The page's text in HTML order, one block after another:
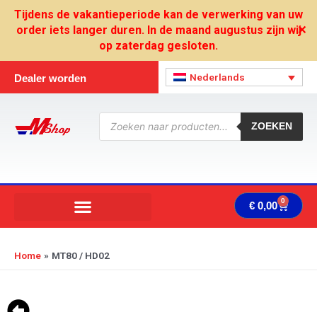
Tijdens de vakantieperiode kan de verwerking van uw
order iets langer duren. In de maand augustus zijn wij
op zaterdag gesloten.
✕
Dealer worden Nederlands
Producten
zoeken
ZOEKEN
€ 0,00 0
Home MT80 / HD02